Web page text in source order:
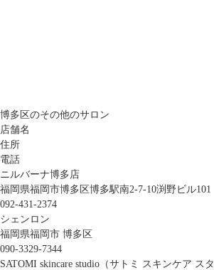
博多区のその他のサロン
店舗名
住所
電話
ニルバーナ博多店
福岡県福岡市博多区博多駅南2-7-10渕野ビル101
092-431-2374
シェンロン
福岡県福岡市 博多区
090-3329-7344
SATOMI skincare studio（サトミ スキンケア スタ